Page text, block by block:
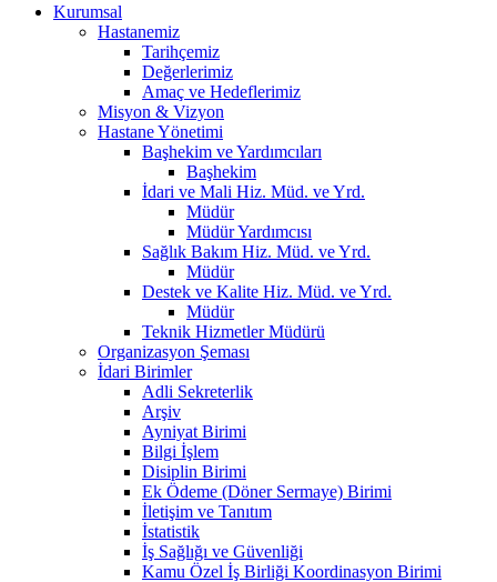
Kurumsal
Hastanemiz
Tarihçemiz
Değerlerimiz
Amaç ve Hedeflerimiz
Misyon & Vizyon
Hastane Yönetimi
Başhekim ve Yardımcıları
Başhekim
İdari ve Mali Hiz. Müd. ve Yrd.
Müdür
Müdür Yardımcısı
Sağlık Bakım Hiz. Müd. ve Yrd.
Müdür
Destek ve Kalite Hiz. Müd. ve Yrd.
Müdür
Teknik Hizmetler Müdürü
Organizasyon Şeması
İdari Birimler
Adli Sekreterlik
Arşiv
Ayniyat Birimi
Bilgi İşlem
Disiplin Birimi
Ek Ödeme (Döner Sermaye) Birimi
İletişim ve Tanıtım
İstatistik
İş Sağlığı ve Güvenliği
Kamu Özel İş Birliği Koordinasyon Birimi